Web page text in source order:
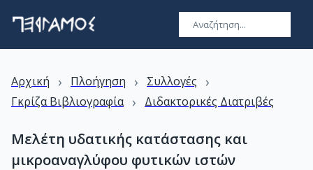
Αρχική › Πλοήγηση › Συλλογές ›
Γκρίζα Βιβλιογραφία › Διδακτορικές Διατριβές
Μελέτη υδατικής κατάστασης και
μικροαναγλύφου φυτικών ιστών